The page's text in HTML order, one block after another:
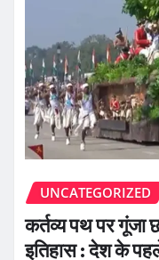
UNCATEGORIZED
कर्तव्य पथ पर गूंजा
इतिहास : देश के